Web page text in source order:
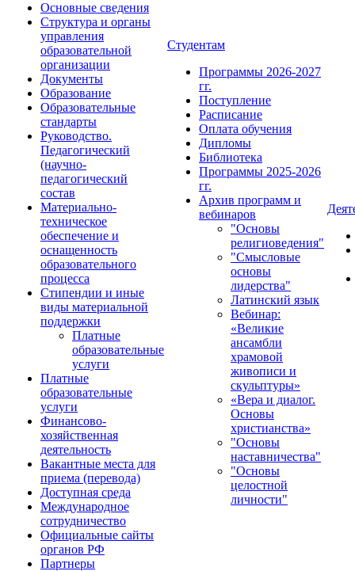
Основные сведения
Структура и органы
управления
образовательной
организации
Документы
Образование
Образовательные
стандарты
Руководство.
Педагогический
(научно-
педагогический
состав
Материально-
техническое
обеспечение и
оснащенность
образовательного
процесса
Стипендии и иные
виды материальной
поддержки
Платные
образовательные
услуги
Платные
образовательные
услуги
Финансово-
хозяйственная
деятельность
Вакантные места для
приема (перевода)
Доступная среда
Международное
сотрудничество
Официальные сайты
органов РФ
Партнеры
Студентам
Программы 2026-2027
гг.
Поступление
Расписание
Оплата обучения
Дипломы
Библиотека
Программы 2025-2026
гг.
Архив программ и
вебинаров
"Основы
религиоведения"
"Смысловые
основы
лидерства"
Латинский язык
Вебинар:
«Великие
ансамбли
храмовой
живописи и
скульптуры»
«Вера и диалог.
Основы
христианства»
"Основы
наставничества"
"Основы
целостной
личности"